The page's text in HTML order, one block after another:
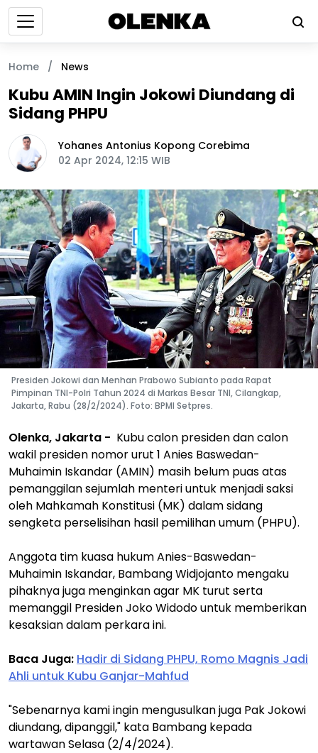
Home / News
Kubu AMIN Ingin Jokowi Diundang di
Sidang PHPU
Yohanes Antonius Kopong Corebima
02 Apr 2024, 12:15 WIB
Presiden Jokowi dan Menhan Prabowo Subianto pada Rapat
Pimpinan TNI-Polri Tahun 2024 di Markas Besar TNI, Cilangkap,
Jakarta, Rabu (28/2/2024). Foto: BPMI Setpres.
Olenka, Jakarta - Kubu calon presiden dan calon
wakil presiden nomor urut 1 Anies Baswedan-
Muhaimin Iskandar (AMIN) masih belum puas atas
pemanggilan sejumlah menteri untuk menjadi saksi
oleh Mahkamah Konstitusi (MK) dalam sidang
sengketa perselisihan hasil pemilihan umum (PHPU).
Anggota tim kuasa hukum Anies-Baswedan-
Muhaimin Iskandar, Bambang Widjojanto mengaku
pihaknya juga menginkan agar MK turut serta
memanggil Presiden Joko Widodo untuk memberikan
kesaksian dalam perkara ini.
Baca Juga: Hadir di Sidang PHPU, Romo Magnis Jadi
Ahli untuk Kubu Ganjar-Mahfud
"Sebenarnya kami ingin mengusulkan juga Pak Jokowi
diundang, dipanggil," kata Bambang kepada
wartawan Selasa (2/4/2024).